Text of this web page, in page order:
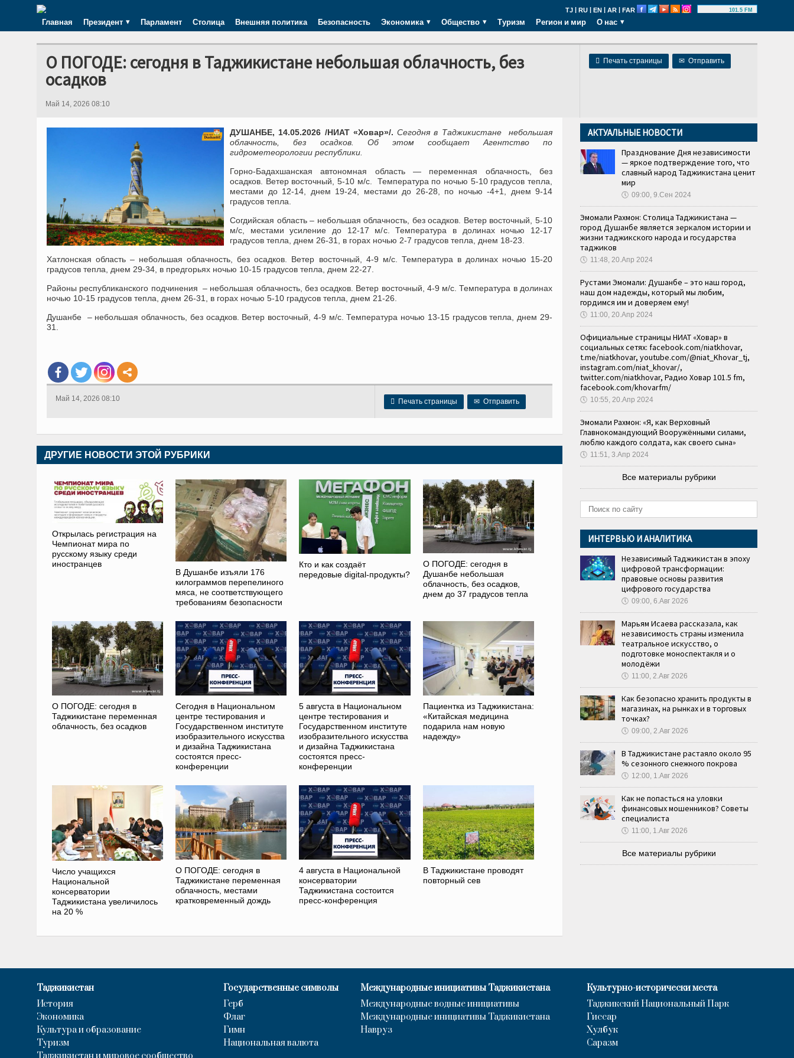
TJ | RU | EN | AR | FAR 101.5 FM
Главная Президент Парламент Столица Внешняя политика Безопасность Экономика Общество Туризм Регион и мир О нас
 Печать страницы ✉ Отправить
О ПОГОДЕ: сегодня в Таджикистане небольшая облачность, без
осадков
Май 14, 2026 08:10
ДУШАНБЕ, 14.05.2026 /НИАТ «Ховар»/. Сегодня в Таджикистане небольшая
облачность, без осадков. Об этом сообщает Агентство по
гидрометеорологии республики.
Горно-Бадахшанская автономная область — переменная облачность, без
осадков. Ветер восточный, 5-10 м/с. Температура по ночью 5-10 градусов тепла,
местами до 12-14, днем 19-24, местами до 26-28, по ночью -4+1, днем 9-14
градусов тепла.
Согдийская область – небольшая облачность, без осадков. Ветер восточный, 5-10
м/с, местами усиление до 12-17 м/с. Температура в долинах ночью 12-17
градусов тепла, днем 26-31, в горах ночью 2-7 градусов тепла, днем 18-23.
Хатлонская область – небольшая облачность, без осадков. Ветер восточный, 4-9 м/с. Температура в долинах ночью 15-20
градусов тепла, днем 29-34, в предгорьях ночью 10-15 градусов тепла, днем 22-27.
Районы республиканского подчинения – небольшая облачность, без осадков. Ветер восточный, 4-9 м/с. Температура в долинах
ночью 10-15 градусов тепла, днем 26-31, в горах ночью 5-10 градусов тепла, днем 21-26.
Душанбе – небольшая облачность, без осадков. Ветер восточный, 4-9 м/с. Температура ночью 13-15 градусов тепла, днем 29-
31.
 Печать страницы ✉ Отправить
Май 14, 2026 08:10
ДРУГИЕ НОВОСТИ ЭТОЙ РУБРИКИ
Открылась регистрация на
Чемпионат мира по
русскому языку среди
иностранцев
В Душанбе изъяли 176
килограммов перепелиного
мяса, не соответствующего
требованиям безопасности
Кто и как создаёт
передовые digital-продукты?
О ПОГОДЕ: сегодня в
Душанбе небольшая
облачность, без осадков,
днем до 37 градусов тепла
О ПОГОДЕ: сегодня в
Таджикистане переменная
облачность, без осадков
Сегодня в Национальном
центре тестирования и
Государственном институте
изобразительного искусства
и дизайна Таджикистана
состоятся пресс-
конференции
5 августа в Национальном
центре тестирования и
Государственном институте
изобразительного искусства
и дизайна Таджикистана
состоятся пресс-
конференции
Пациентка из Таджикистана:
«Китайская медицина
подарила нам новую
надежду»
Число учащихся
Национальной
консерватории
Таджикистана увеличилось
на 20 %
О ПОГОДЕ: сегодня в
Таджикистане переменная
облачность, местами
кратковременный дождь
4 августа в Национальной
консерватории
Таджикистана состоится
пресс-конференция
В Таджикистане проводят
повторный сев
АКТУАЛЬНЫЕ НОВОСТИ
Празднование Дня независимости
— яркое подтверждение того, что
славный народ Таджикистана ценит
мир
🕔 09:00, 9.Сен 2024
Эмомали Рахмон: Столица Таджикистана —
город Душанбе является зеркалом истории и
жизни таджикского народа и государства
таджиков
🕔 11:48, 20.Апр 2024
Рустами Эмомали: Душанбе – это наш город,
наш дом надежды, который мы любим,
гордимся им и доверяем ему!
🕔 11:00, 20.Апр 2024
Официальные страницы НИАТ «Ховар» в
социальных сетях: facebook.com/niatkhovar,
t.me/niatkhovar, youtube.com/@niat_Khovar_tj,
instagram.com/niat_khovar/,
twitter.com/niatkhovar, Радио Ховар 101.5 fm,
facebook.com/khovarfm/
🕔 10:55, 20.Апр 2024
Эмомали Рахмон: «Я, как Верховный
Главнокомандующий Вооружёнными силами,
люблю каждого солдата, как своего сына»
🕔 11:51, 3.Апр 2024
Все материалы рубрики
ИНТЕРВЬЮ И АНАЛИТИКА
Независимый Таджикистан в эпоху
цифровой трансформации:
правовые основы развития
цифрового государства
🕔 09:00, 6.Авг 2026
Марьям Исаева рассказала, как
независимость страны изменила
театральное искусство, о
подготовке моноспектакля и о
молодёжи
🕔 11:00, 2.Авг 2026
Как безопасно хранить продукты в
магазинах, на рынках и в торговых
точках?
🕔 09:00, 2.Авг 2026
В Таджикистане растаяло около 95
% сезонного снежного покрова
🕔 12:00, 1.Авг 2026
Как не попасться на уловки
финансовых мошенников? Советы
специалиста
🕔 11:00, 1.Авг 2026
Все материалы рубрики
Таджикистан
История
Экономика
Культура и образование
Туризм
Государственные символы
Герб
Флаг
Гимн
Национальная валюта
Международные инициативы Таджикистана
Международные водные инициативы
Международные инициативы Таджикистана
Навруз
Культурно-исторически места
Таджикский Национальный Парк
Гиссар
Хулбук
Саразм